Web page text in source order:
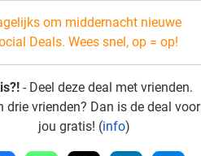
om middernacht nieuwe
Deals. Wees snel, op = op!
- Deel deze deal met vrienden.
drie vrienden? Dan is de deal voor
jou gratis! (info)